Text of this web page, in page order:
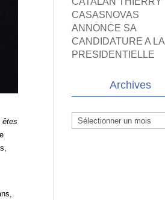
êtes
CASASNOVAS
ANNONCE SA
CANDIDATURE A LA
PRESIDENTIELLE
Archives
Archives